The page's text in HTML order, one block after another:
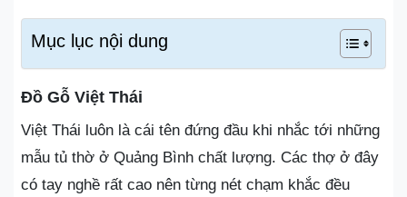
Mục lục nội dung
Đồ Gỗ Việt Thái
Việt Thái luôn là cái tên đứng đầu khi nhắc tới những
mẫu tủ thờ ở Quảng Bình chất lượng. Các thợ ở đây
có tay nghề rất cao nên từng nét chạm khắc đều